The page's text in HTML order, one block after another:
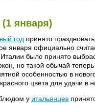
января)
год принято
января официально
было принято
но такой обычай теперь
особенностью в
цвета для удачи в
у итальянцев